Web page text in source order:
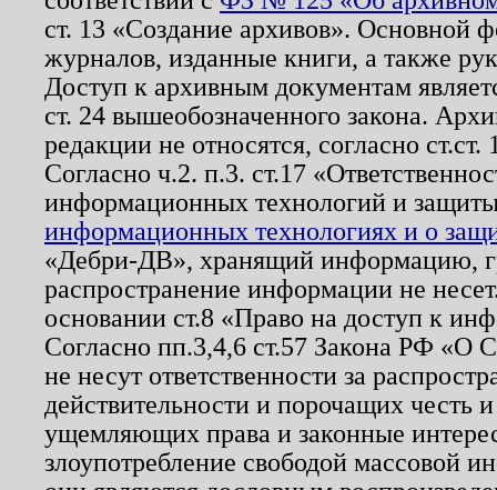
ст. 13 «Создание архивов». Основной
журналов, изданные книги, а также
Доступ к архивным документам
ст. 24 вышеобозначенного закона.
редакции не относятся, согласно
Согласно ч.2. п.3. ст.17
информационных технологий и
информационных технологиях и о
«Дебри-ДВ», хранящий информацию,
распространение информации не
основании ст.8 «Право на доступ к
Согласно пп.3,4,6 ст.57 Закона РФ «О
не несут ответственности за
действительности и порочащих честь
ущемляющих права и законные
злоупотребление свободой массовой